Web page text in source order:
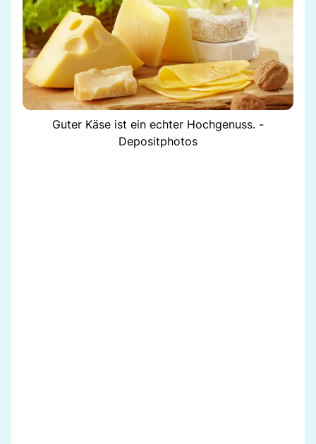
Guter Käse ist ein echter Hochgenuss. -
Depositphotos